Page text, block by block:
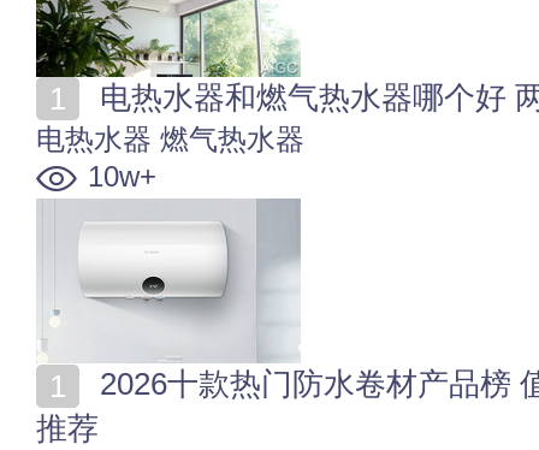
电热水器和燃气热水器哪个好
电热水器 燃气热水器
10w+
推荐